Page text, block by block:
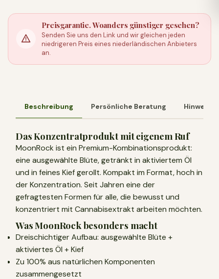
Preisgarantie. Woanders günstiger gesehen?
Senden Sie uns den Link und wir gleichen jeden
niedrigeren Preis eines niederländischen Anbieters
an.
Beschreibung Persönliche Beratung Hinweis
Das Konzentratprodukt mit eigenem Ruf
MoonRock ist ein Premium-Kombinationsprodukt:
eine ausgewählte Blüte, getränkt in aktiviertem Öl
und in feines Kief gerollt. Kompakt im Format, hoch in
der Konzentration. Seit Jahren eine der
gefragtesten Formen für alle, die bewusst und
konzentriert mit Cannabisextrakt arbeiten möchten.
Was MoonRock besonders macht
Dreischichtiger Aufbau: ausgewählte Blüte +
aktiviertes Öl + Kief
Zu 100% aus natürlichen Komponenten
zusammengesetzt